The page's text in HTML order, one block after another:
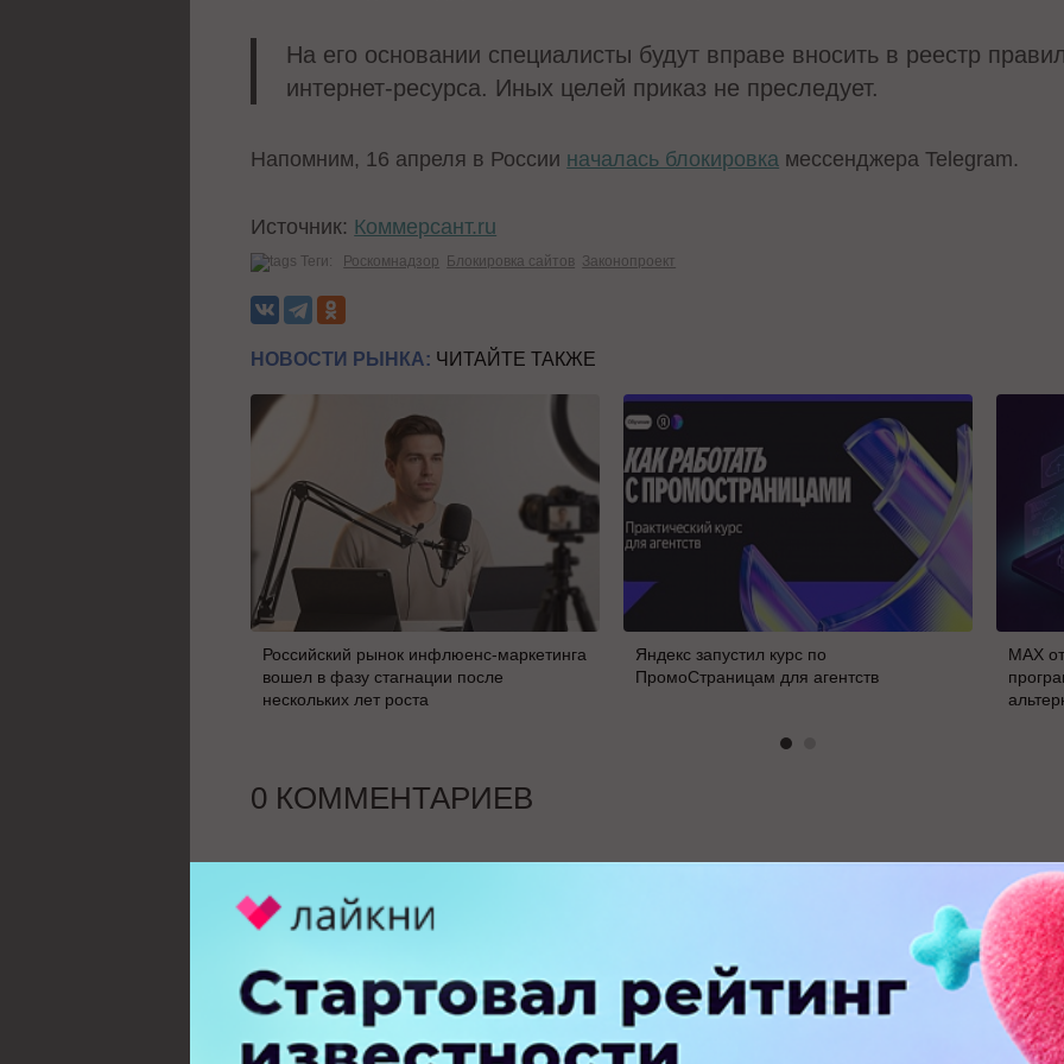
На его основании специалисты будут вправе вносить в реестр
интернет-ресурса. Иных целей приказ не преследует.
Напомним, 16 апреля в России началась блокировка мессенджера Telegram.
Источник: Коммерсант.ru
Теги: Роскомнадзор Блокировка сайтов Законопроект
НОВОСТИ РЫНКА: ЧИТАЙТЕ ТАКЖЕ
Российский рынок инфлюенс-маркетинга
вошел в фазу стагнации после
нескольких лет роста
Яндекс запустил курс по
ПромоСтраницам для агентств
MAX
0 КОММЕНТАРИЕВ